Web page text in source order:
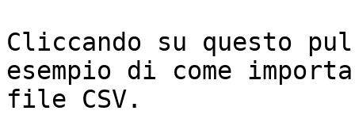
Cliccando su questo
esempio di come
file CSV.